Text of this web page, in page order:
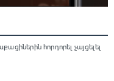
հորդորել չայցելել